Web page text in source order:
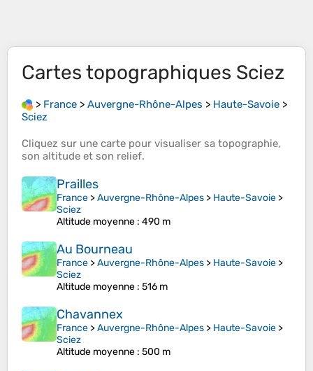
Cartes topographiques Sciez
> France > Auvergne-Rhône-Alpes > Haute-Savoie >
Sciez
Cliquez sur une carte pour visualiser sa topographie,
son altitude et son relief.
Prailles
France >Auvergne-Rhône-Alpes > Haute-Savoie >
Sciez
Altitude moyenne : 490 m
Au Bourneau
France >Auvergne-Rhône-Alpes > Haute-Savoie >
Sciez
Altitude moyenne : 516 m
Chavannex
France >Auvergne-Rhône-Alpes > Haute-Savoie >
Sciez
Altitude moyenne : 500 m